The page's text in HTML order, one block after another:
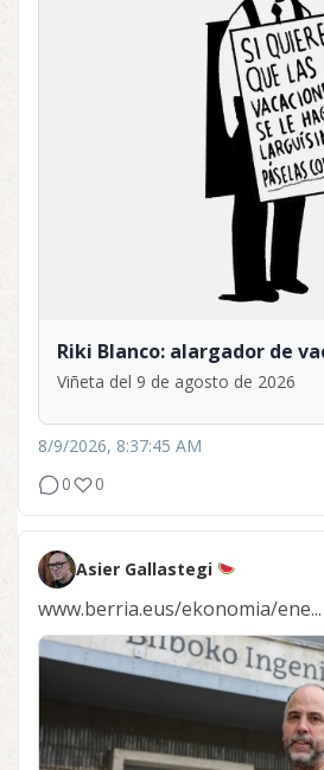
Riki Blanco: alargador de
Viñeta del 9 de agosto de 2026
8/9/2026, 8:37:45 AM
0
0
Asier Gallastegi
www.berria.eus/ekonomia/ene...